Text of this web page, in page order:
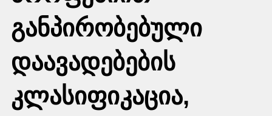
განპირობებული
დაავადებების
კლასიფიკაცია,